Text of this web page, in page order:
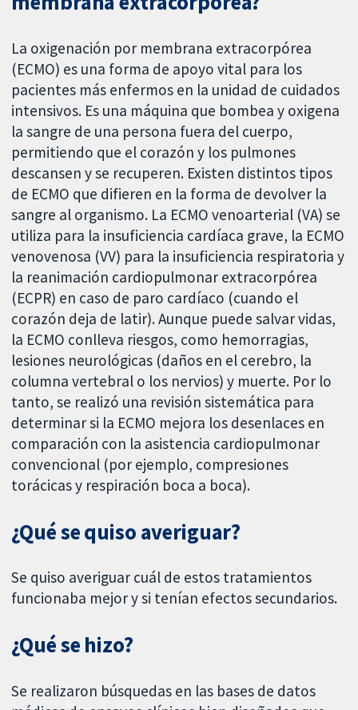
La oxigenación por membrana extracorpórea
(ECMO) es una forma de apoyo vital para los
pacientes más enfermos en la unidad de cuidados
intensivos. Es una máquina que bombea y oxigena
la sangre de una persona fuera del cuerpo,
permitiendo que el corazón y los pulmones
descansen y se recuperen. Existen distintos tipos
de ECMO que difieren en la forma de devolver la
sangre al organismo. La ECMO venoarterial (VA) se
utiliza para la insuficiencia cardíaca grave, la ECMO
venovenosa (VV) para la insuficiencia respiratoria y
la reanimación cardiopulmonar extracorpórea
(ECPR) en caso de paro cardíaco (cuando el
corazón deja de latir). Aunque puede salvar vidas,
la ECMO conlleva riesgos, como hemorragias,
lesiones neurológicas (daños en el cerebro, la
columna vertebral o los nervios) y muerte. Por lo
tanto, se realizó una revisión sistemática para
determinar si la ECMO mejora los desenlaces en
comparación con la asistencia cardiopulmonar
convencional (por ejemplo, compresiones
torácicas y respiración boca a boca).
¿Qué se quiso averiguar?
Se quiso averiguar cuál de estos tratamientos
funcionaba mejor y si tenían efectos secundarios.
¿Qué se hizo?
Se realizaron búsquedas en las bases de datos